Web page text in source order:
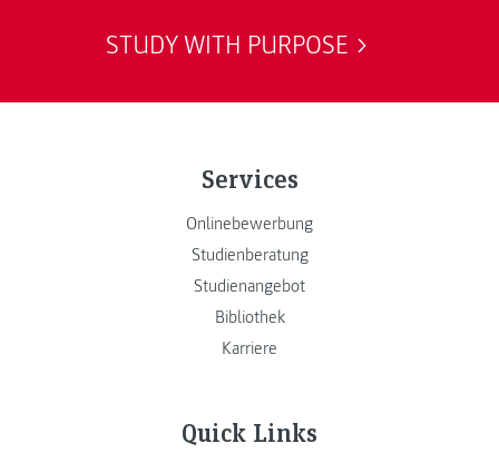
STUDY WITH PURPOSE
Services
Onlinebewerbung
Studienberatung
Studienangebot
Bibliothek
Karriere
Quick Links